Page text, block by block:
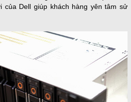
của Dell giúp khách hàng yên tâm sử